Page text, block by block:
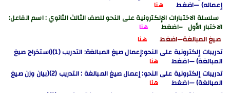
إعماله) —اضغطهنا
سلسلة الاختبارات الإلكترونية على النحو للصف الثالث الثانوي : اسم الفاعل:
الاختبار الأول –اضغط هنا
صيغ المبالغة—اضغطهنا
تدريبات إلكترونية على النحو:إعمال صيغ المبالغة: التدريب (1)(استخراج صيغ
المبالغة) —اضغط هنا
تدريبات إلكترونية على النحو: إعمال صيغ المبالغة : التدريب (2)(بيان وزن صيغ
المبالغة) —اضغط هنا